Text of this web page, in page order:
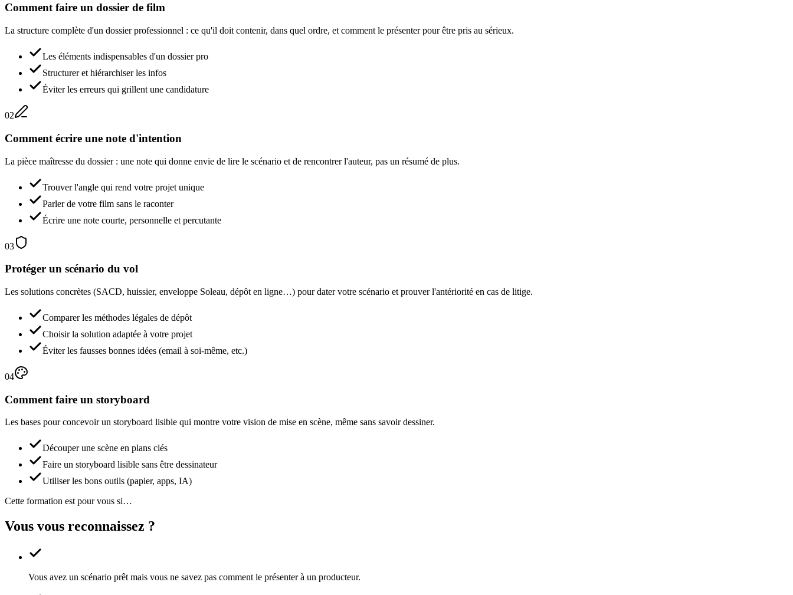
Comment faire un dossier de film
La structure complète d'un dossier professionnel : ce qu'il doit contenir, dans quel ordre, et comment le présenter pour être pris au sérieux.
Les éléments indispensables d'un dossier pro
Structurer et hiérarchiser les infos
Éviter les erreurs qui grillent une candidature
02
Comment écrire une note d'intention
La pièce maîtresse du dossier : une note qui donne envie de lire le scénario et de rencontrer l'auteur, pas un résumé de plus.
Trouver l'angle qui rend votre projet unique
Parler de votre film sans le raconter
Écrire une note courte, personnelle et percutante
03
Protéger un scénario du vol
Les solutions concrètes (SACD, huissier, enveloppe Soleau, dépôt en ligne…) pour dater votre scénario et prouver l'antériorité en cas de litige.
Comparer les méthodes légales de dépôt
Choisir la solution adaptée à votre projet
Éviter les fausses bonnes idées (email à soi-même, etc.)
04
Comment faire un storyboard
Les bases pour concevoir un storyboard lisible qui montre votre vision de mise en scène, même sans savoir dessiner.
Découper une scène en plans clés
Faire un storyboard lisible sans être dessinateur
Utiliser les bons outils (papier, apps, IA)
Cette formation est pour vous si…
Vous vous reconnaissez ?
Vous avez un scénario prêt mais vous ne savez pas comment le présenter à un producteur.